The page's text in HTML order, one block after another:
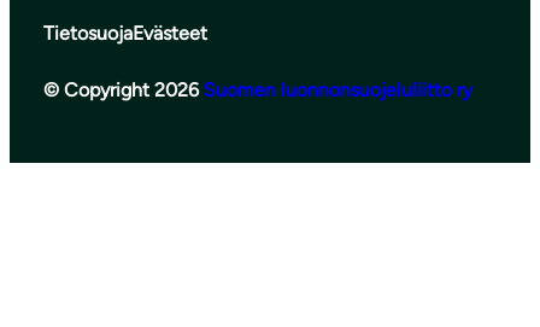
TietosuojaEvästeet
© Copyright 2026 Suomen luonnonsuojeluliitto ry